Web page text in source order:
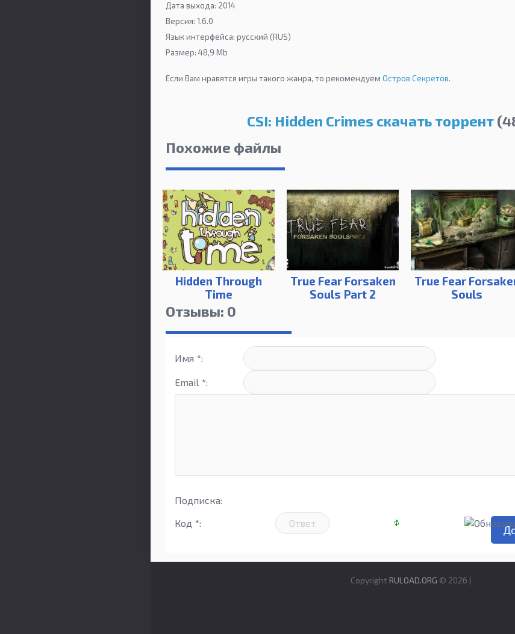
Дата выхода: 2014
Версия: 1.6.0
Язык интерфейса: русский (RUS)
Размер: 48,9 Mb
Если Вам нравятся игры такого жанра, то рекомендуем Остров Секретов.
CSI: Hidden Crimes скачать торрент
Похожие файлы
Hidden Through
Time
True Fear Forsaken
Souls Part 2
True Fear
Souls
Отзывы: 0
Имя *:
Email *:
Подписка:
Код *:
Copyright RULOAD.ORG © 2026 |